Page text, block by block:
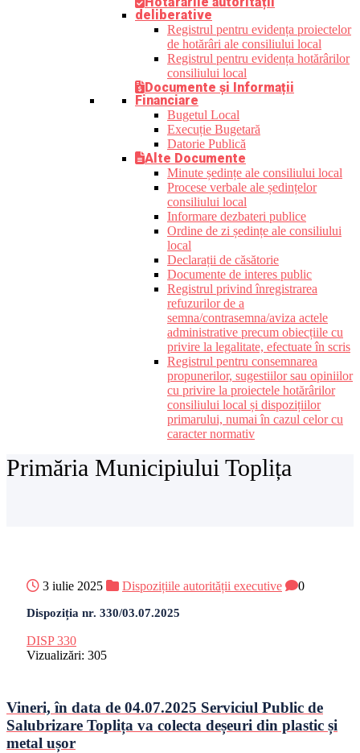
deliberative
Registrul pentru evidența proiectelor
de hotărâri ale consiliului local
Registrul pentru evidența hotărârilor
consiliului local
Documente și Informații
Financiare
Bugetul Local
Execuție Bugetară
Datorie Publică
Alte Documente
Minute ședințe ale consiliului local
Procese verbale ale ședințelor
consiliului local
Informare dezbateri publice
Ordine de zi ședințe ale consiliului
local
Declarații de căsătorie
Documente de interes public
Registrul privind înregistrarea
refuzurilor de a
semna/contrasemna/aviza actele
administrative precum obiecțiile cu
privire la legalitate, efectuate în scris
Registrul pentru consemnarea
propunerilor, sugestiilor sau opiniilor
cu privire la proiectele hotărârilor
consiliului local și dispozițiilor
primarului, numai în cazul celor cu
caracter normativ
Primăria Municipiului Toplița
3 iulie 2025 Dispozițiile autorității executive 0
Dispoziția nr. 330/03.07.2025
DISP 330
Vizualizări: 305
Vineri, în data de 04.07.2025 Serviciul Public de
Salubrizare Toplița va colecta deșeuri din plastic și
metal ușor